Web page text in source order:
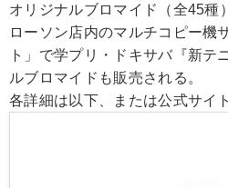
オリジナルブロマイド（全45種）
ローソン店内のマルチコピー機
ト」で学プリ・ドキサバ『新テ
ルブロマイドも販売される。
各詳細は以下、または公式サイ